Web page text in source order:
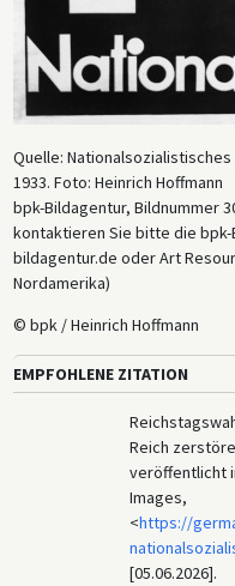
Quelle: Nationalsozialistisches
1933. Foto: Heinrich Hoffmann
bpk-Bildagentur, Bildnummer
kontaktieren Sie bitte die
bildagentur.de oder Art
Nordamerika)
© bpk / Heinrich Hoffmann
EMPFOHLENE ZITATION
Reich
veröffentlicht
Images,
<https://
[05.06.2026].